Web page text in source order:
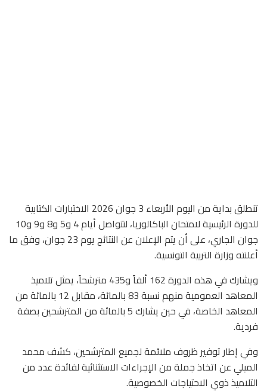
تنطلق بداية من اليوم الأربعاء 3 جوان 2026 الاختبارات الكتابية
للدورة الرئيسية لامتحان الباكالوريا، لتتواصل أيام 4 و5 و8 و9 و10
جوان الجاري، على أن يتم الإعلان عن النتائج يوم 23 جوان، وفق ما
أعلنتهوزارة التربية التونسية.
ويشارك في هذه الدورة 162 ألفاً و435 مترشحاً، يمثل تلاميذ
المعاهد العمومية منهم نسبة 83 بالمائة، مقابل 12 بالمائة من
المعاهد الخاصة، في حين يشارك 5 بالمائة من المترشحين بصفة
فردية.
وفي إطار توفير ظروف ملائمة لجميع المترشحين، كشفمحمد
الميليعن اتخاذ جملة من الإجراءات الاستثنائية لفائدة عدد من
التلاميذ ذوي الاحتياجات الخصوصية.